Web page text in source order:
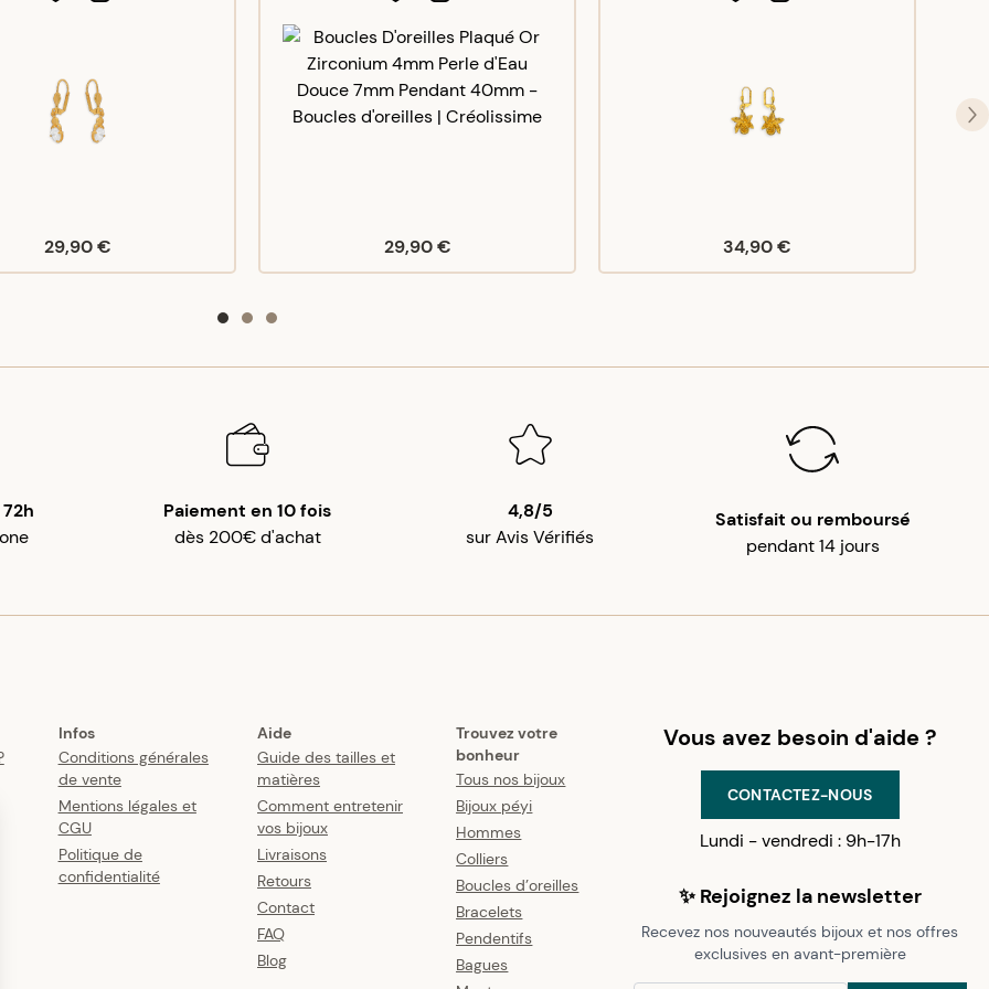
29,90 € 29,90 € 34,90 €
Paiement en 10 fois
dès 200€ d'achat
4,8/5
sur Avis Vérifiés
Satisfait ou remboursé
pendant 14 jours
Infos
Conditions générales
de vente
Mentions légales et
CGU
Politique de
confidentialité
Aide
Guide des tailles et
matières
Comment entretenir
vos bijoux
Livraisons
Retours
Contact
FAQ
Blog
Trouvez votre
bonheur
Tous nos bijoux
Bijoux péyi
Hommes
Colliers
Boucles d’oreilles
Bracelets
Pendentifs
Bagues
Vous avez besoin d'aide ?
CONTACTEZ-NOUS
Lundi - vendredi : 9h-17h
✨ Rejoignez la newsletter
Recevez nos nouveautés bijoux et nos offres
exclusives en avant-première